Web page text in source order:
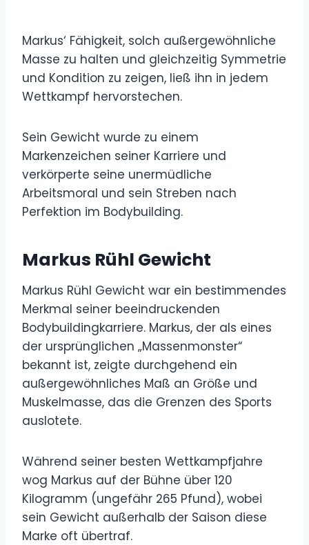
Markus‘ Fähigkeit, solch außergewöhnliche
Masse zu halten und gleichzeitig Symmetrie
und Kondition zu zeigen, ließ ihn in jedem
Wettkampf hervorstechen.
Sein Gewicht wurde zu einem
Markenzeichen seiner Karriere und
verkörperte seine unermüdliche
Arbeitsmoral und sein Streben nach
Perfektion im Bodybuilding.
Markus Rühl Gewicht
Markus Rühl Gewicht war ein bestimmendes
Merkmal seiner beeindruckenden
Bodybuildingkarriere. Markus, der als eines
der ursprünglichen „Massenmonster“
bekannt ist, zeigte durchgehend ein
außergewöhnliches Maß an Größe und
Muskelmasse, das die Grenzen des Sports
auslotete.
Während seiner besten Wettkampfjahre
wog Markus auf der Bühne über 120
Kilogramm (ungefähr 265 Pfund), wobei
sein Gewicht außerhalb der Saison diese
Marke oft übertraf.